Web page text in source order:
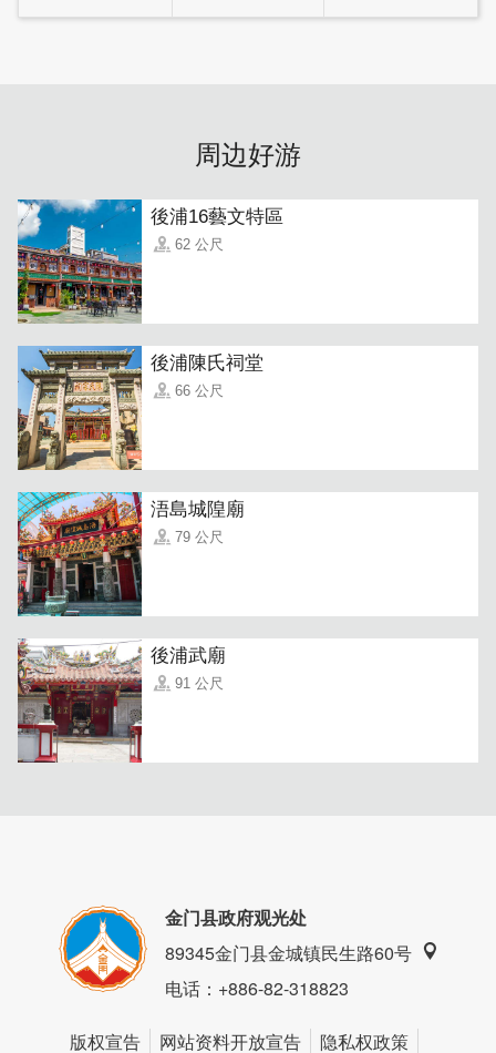
「咖哩饭套餐」
咖哩饭口味不定期新增，从浓郁香浓到清爽带点酸的口味都
有 (也有牛/猪/鸡肉选择)，搭配适量蔬菜营养均衡，喜爱品
另有几款甜点也会不时更动，用心调配的口味不会太过甜
腻，可以自己吃完一整份！横青商行从下午开始营业，想先
周边好游
後浦16藝文特區
62 公尺
後浦陳氏祠堂
66 公尺
浯島城隍廟
79 公尺
後浦武廟
91 公尺
金门县政府观光处
89345金门县金城镇民生路60号
电话：+886-82-318823
版权宣告 网站资料开放宣告 隐私权政策